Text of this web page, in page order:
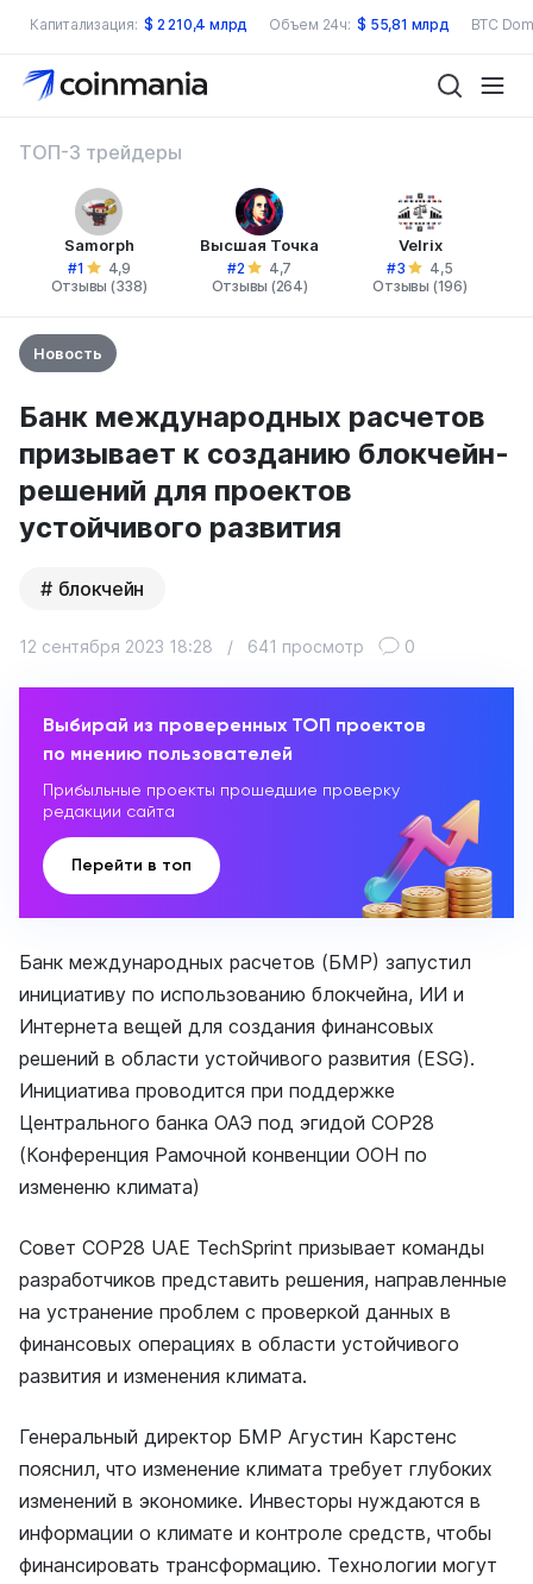
Капитализация: $ 2 210,4 млрд Объем 24ч: $ 55,81 млрд BTC
ТОП-3 трейдеры
Samorph
#1
4,9
Отзывы (338)
Высшая Точка
#2
4,7
Отзывы (264)
Velrix
#3
4,5
Отзывы (196)
Новость
Банк международных расчетов
призывает к созданию блокчейн-
решений для проектов
устойчивого развития
блокчейн
12 сентября 2023 18:28 / 641 просмотр 0
Выбирай из проверенных ТОП проектов
по мнению пользователей
Прибыльные проекты прошедшие проверку
редакции сайта
Перейти в топ
Банк международных расчетов (БМР) запустил
инициативу по использованию блокчейна, ИИ и
Интернета вещей для создания финансовых
решений в области устойчивого развития (ESG).
Инициатива проводится при поддержке
Центрального банка ОАЭ под эгидой COP28
(Конференция Рамочной конвенции ООН по
измененю климата)
Совет COP28 UAE TechSprint призывает команды
разработчиков представить решения, направленные
на устранение проблем с проверкой данных в
финансовых операциях в области устойчивого
развития и изменения климата.
Генеральный директор БМР Агустин Карстенс
пояснил, что изменение климата требует глубоких
изменений в экономике. Инвесторы нуждаются в
информации о климате и контроле средств, чтобы
финансировать трансформацию. Технологии могут